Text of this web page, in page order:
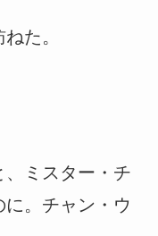
た。
ミスター・チ
。チャン・ウ